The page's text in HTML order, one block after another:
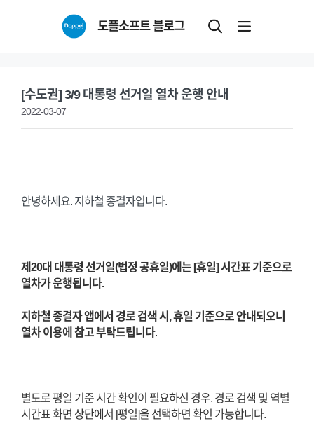
도플소프트 블로그
[수도권] 3/9 대통령 선거일 열차 운행 안내
2022-03-07
안녕하세요. 지하철 종결자입니다.
제20대 대통령 선거일(법정 공휴일)에는 [휴일] 시간표 기준으로
열차가 운행됩니다.
지하철 종결자 앱에서 경로 검색 시, 휴일 기준으로 안내되오니
열차 이용에 참고 부탁드립니다.
별도로 평일 기준 시간 확인이 필요하신 경우, 경로 검색 및 역별
시간표 화면 상단에서 [평일]을 선택하면 확인 가능합니다.